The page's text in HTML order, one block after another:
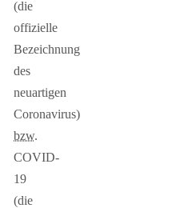
(die
offizielle
Bezeichnung
des
neuartigen
Coronavirus)
bzw.
COVID-
19
(die